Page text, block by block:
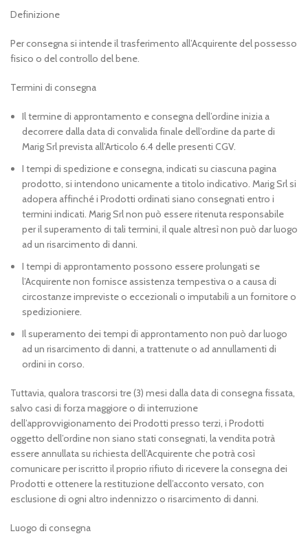
Definizione
Per consegna si intende il trasferimento all’Acquirente del possesso
fisico o del controllo del bene.
Termini di consegna
Il termine di approntamento e consegna dell’ordine inizia a
decorrere dalla data di convalida finale dell’ordine da parte di
Marig Srl prevista all’Articolo 6.4 delle presenti CGV.
I tempi di spedizione e consegna, indicati su ciascuna pagina
prodotto, si intendono unicamente a titolo indicativo. Marig Srl si
adopera affinché i Prodotti ordinati siano consegnati entro i
termini indicati. Marig Srl non può essere ritenuta responsabile
per il superamento di tali termini, il quale altresì non può dar luogo
ad un risarcimento di danni.
I tempi di approntamento possono essere prolungati se
l’Acquirente non fornisce assistenza tempestiva o a causa di
circostanze impreviste o eccezionali o imputabili a un fornitore o
spedizioniere.
Il superamento dei tempi di approntamento non può dar luogo
ad un risarcimento di danni, a trattenute o ad annullamenti di
ordini in corso.
Tuttavia, qualora trascorsi tre (3) mesi dalla data di consegna fissata,
salvo casi di forza maggiore o di interruzione
dell’approvvigionamento dei Prodotti presso terzi, i Prodotti
oggetto dell’ordine non siano stati consegnati, la vendita potrà
essere annullata su richiesta dell’Acquirente che potrà così
comunicare per iscritto il proprio rifiuto di ricevere la consegna dei
Prodotti e ottenere la restituzione dell’acconto versato, con
esclusione di ogni altro indennizzo o risarcimento di danni.
Luogo di consegna